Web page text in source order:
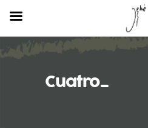
Cuatro_